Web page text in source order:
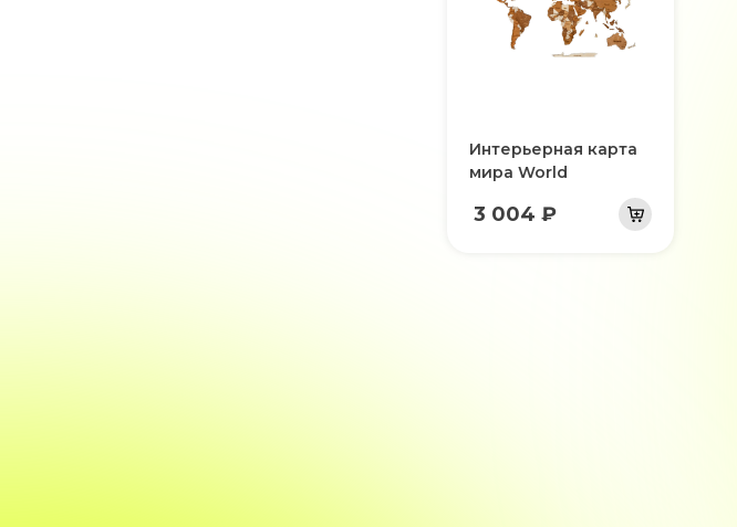
Интерьерная карта
мира World
3 004 ₽